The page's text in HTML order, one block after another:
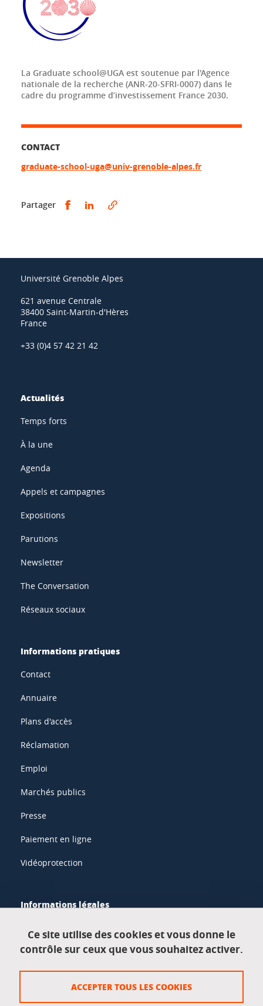
La Graduate school@UGA est soutenue par l'Agence
nationale de la recherche (ANR-20-SFRI-0007) dans le
cadre du programme d’investissement France 2030.
CONTACT
graduate-school-uga@univ-grenoble-alpes.fr
Partager Partager sur Facebook
Partager sur LinkedIn
Université Grenoble Alpes
621 avenue Centrale
38400 Saint-Martin-d'Hères
France
+33 (0)4 57 42 21 42
Actualités
Temps forts
À la une
Agenda
Appels et campagnes
Expositions
Parutions
Newsletter
The Conversation
Réseaux sociaux
Informations pratiques
Contact
Annuaire
Plans d'accès
Réclamation
Emploi
Marchés publics
Presse
Paiement en ligne
Vidéoprotection
Informations légales
Données personnelles
Crédits
Ce site utilise des cookies et vous donne le
contrôle sur ceux que vous souhaitez activer.
ACCEPTER TOUS LES COOKIES